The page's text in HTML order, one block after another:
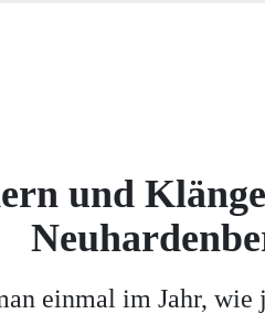
und
einmal im Jahr, wie